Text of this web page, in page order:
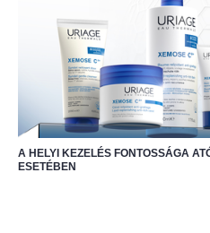
A HELYI KEZELÉS FONTOSSÁGA
ESETÉBEN